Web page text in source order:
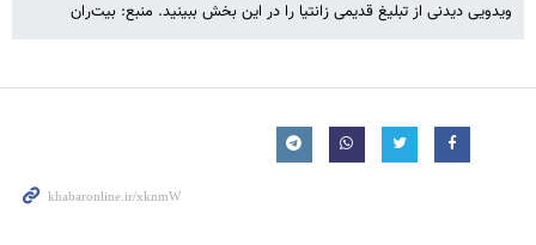
ویدویی دیدنی از تبلیغ قدیمی زانتیا را در این بخش ببینید. منبع: بیت‌ران